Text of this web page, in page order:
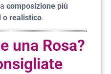
composizione più
o realistico.
una Rosa?